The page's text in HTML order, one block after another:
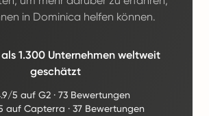
in Dominica helfen können.
1.300 Unternehmen weltweit
geschätzt
5 auf G2· 73 Bewertungen
auf Capterra · 37 Bewertungen